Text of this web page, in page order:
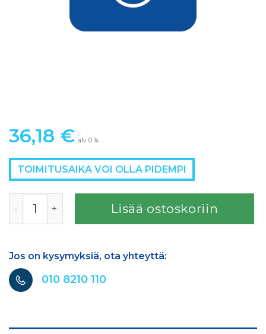
36,18 € alv 0 %
TOIMITUSAIKA VOI OLLA PIDEMPI
Lisää ostoskoriin
Jos on kysymyksiä, ota yhteyttä:
010 8210 110